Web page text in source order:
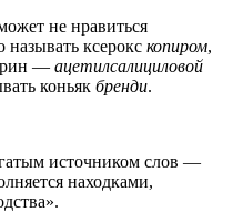
не нравиться
ксерокс копиром,
— ацетилсалициловой
коньяк бренди.
источником слов —
находками,